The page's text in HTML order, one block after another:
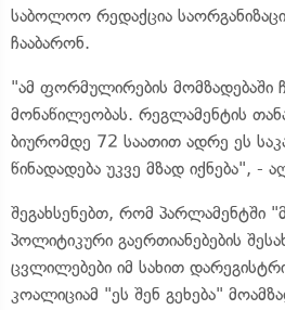
საბოლოო რედაქცია
ჩააბარონ.
"ამ ფორმულირების მომზადებაში
მონაწილეობას. რეგლამენტის
ბიურომდე 72 საათით ადრე ეს
წინადადება უკვე მზად იქნება", -
შეგახსენებთ, რომ პარლამენტში
პოლიტიკური გაერთიანებების
ცვლილებები იმ სახით
კოალიციამ "ეს შენ გეხება"